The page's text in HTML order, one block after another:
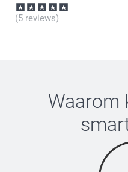
(5 reviews)
Waarom